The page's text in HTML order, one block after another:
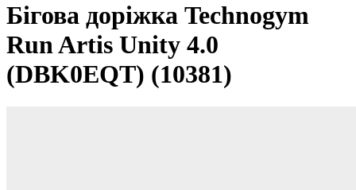
Бігова доріжка Technogym
Run Artis Unity 4.0
(DBK0EQT) (10381)